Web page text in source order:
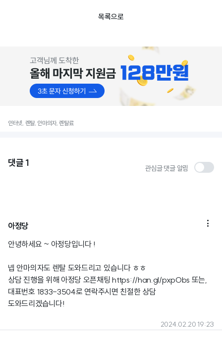
목록으로
인터넷, 렌탈, 안마의자, 렌탈료
댓글 1 관심글 댓글 알림
아정당 
안녕하세요 ~ 아정당입니다 !
넵 안마의자도 렌탈 도와드리고 있습니다 ㅎㅎ
상담 진행을 위해 아정당 오픈채팅https://han.gl/pxpObs 또는,
대표번호 1833-3504로 연락주시면 친절한 상담
도와드리겠습니다!
2024.02.20 19:23